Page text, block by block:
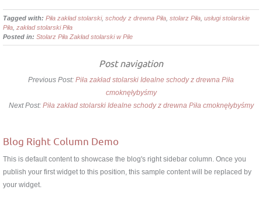
Tagged with: Piła zakład stolarski, schody z drewna Piła stolarz Piła usługi stolarskie
Piła zakład stolarski Piła
Posted in: Stolarz Piła Zakład stolarski w Pile
Post navigation
Previous Post: Piła zakład stolarski Idealne schody z drewna Piła
cmoknęłybyśmy
Next Post: Piła zakład stolarski Idealne schody z drewna Piła cmoknęłybyśmy
Blog Right Column Demo
This is default content to showcase the blog's right sidebar column. Once you
publish your first widget to this position, this sample content will be replaced by
your widget.